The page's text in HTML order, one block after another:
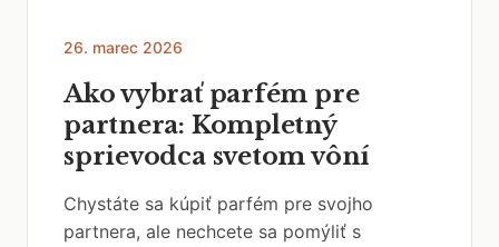
26. marec 2026
Ako vybrať parfém pre
partnera: Kompletný
sprievodca svetom vôní
Chystáte sa kúpiť parfém pre svojho
partnera, ale nechcete sa pomýliť s